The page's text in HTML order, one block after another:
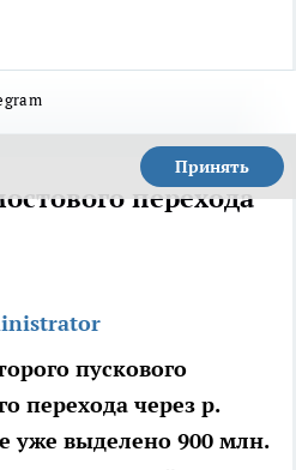
Принять
перехода
пускового
перехода через р.
уже выделено 900 млн.